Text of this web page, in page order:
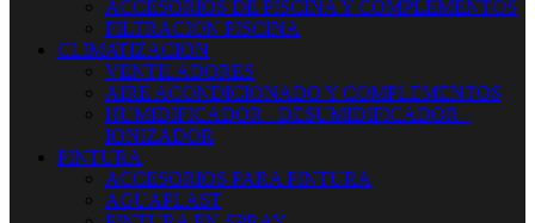
ACCESORIOS DE PISCINA Y COMPLEMENTOS
FILTRACION PISCINA
CLIMATIZACION
VENTILADORES
AIRE ACONDICIONADO Y COMPLEMENTOS
HUMIDIFICADOR - DESUMIDIFICADOR -
IONIZADOR
PINTURA
ACCESORIOS PARA PINTURA
AGUAPLAST